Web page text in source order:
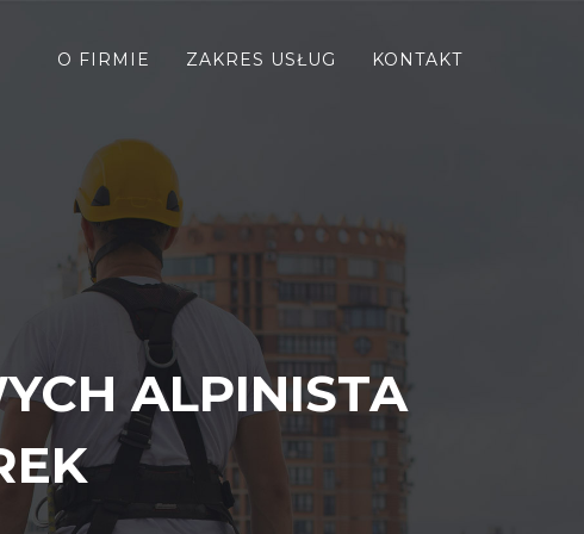
O FIRMIE ZAKRES USŁUG KONTAKT
ALPINISTA